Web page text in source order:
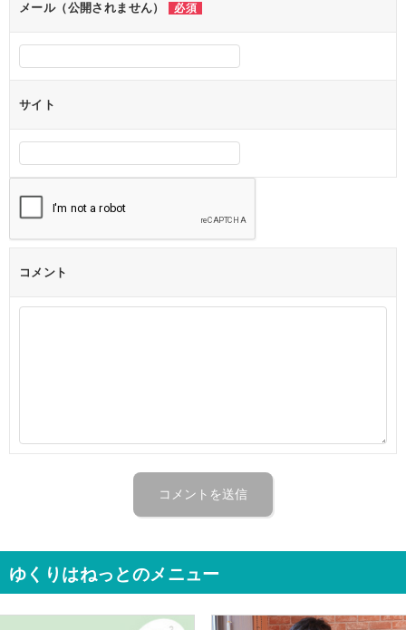
メール（公開されません） 必須
サイト
コメント
ゆくりはねっとのメニュー